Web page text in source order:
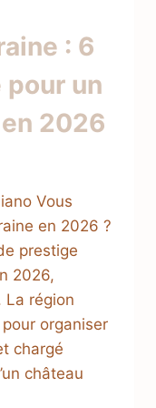
: 6
un
2026
Vous
en 2026 ?
prestige
2026,
La région
organiser
chargé
château